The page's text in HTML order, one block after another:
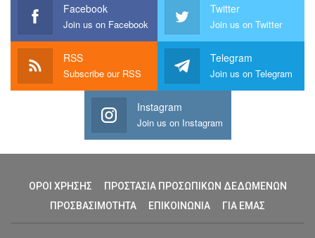
Facebook
Join us on Facebook
Twitter
Join us on Twitter
RSS
Subscribe our RSS
Telegram
Join us on Telegram
Instagram
Join us on Instagram
ΟΡΟΙ ΧΡΗΣΗΣ
ΠΡΟΣΤΑΣΙΑ ΠΡΟΣΩΠΙΚΩΝ ΔΕΔΩΜΕΝΩΝ
ΠΡΟΣΒΑΣΙΜΟΤΗΤΑ
ΕΠΙΚΟΙΝΩΝΙΑ ΓΙΑ ΕΜΑΣ